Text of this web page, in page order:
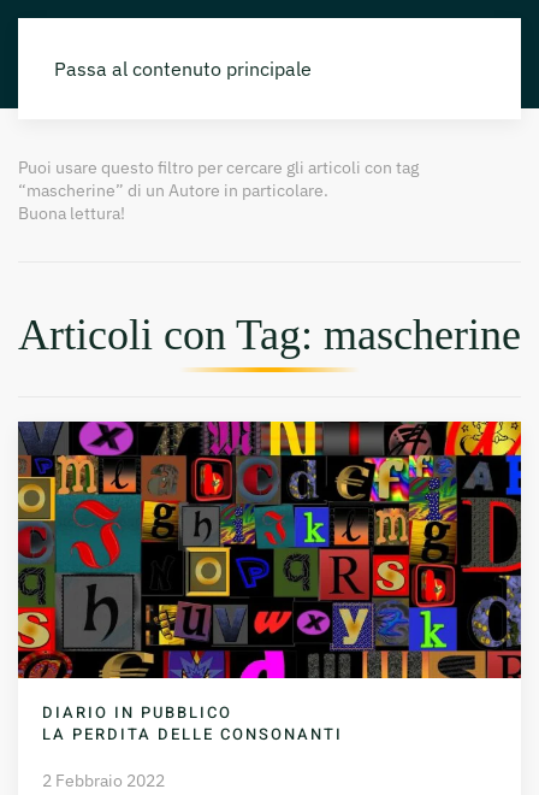
Passa al contenuto principale
Puoi usare questo filtro per cercare gli articoli con tag
“mascherine” di un Autore in particolare.
Buona lettura!
Articoli con Tag: mascherine
DIARIO IN PUBBLICO
LA PERDITA DELLE CONSONANTI
2 Febbraio 2022